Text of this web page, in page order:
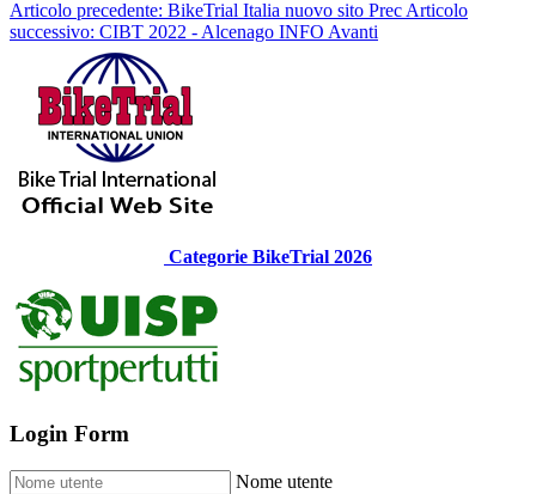
Articolo precedente: BikeTrial Italia nuovo sito Prec Articolo
successivo: CIBT 2022 - Alcenago INFO Avanti
Categorie BikeTrial 2026
Login Form
Nome utente